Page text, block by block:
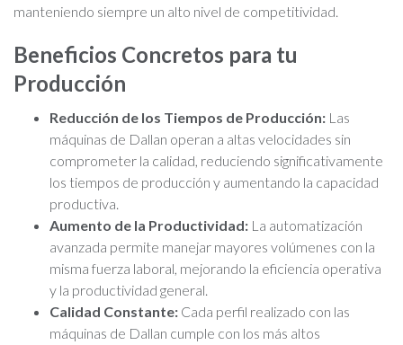
manteniendo siempre un alto nivel de competitividad.
Beneficios Concretos para tu
Producción
Reducción de los Tiempos de Producción: Las
máquinas de Dallan operan a altas velocidades sin
comprometer la calidad, reduciendo significativamente
los tiempos de producción y aumentando la capacidad
productiva.
Aumento de la Productividad: La automatización
avanzada permite manejar mayores volúmenes con la
misma fuerza laboral, mejorando la eficiencia operativa
y la productividad general.
Calidad Constante: Cada perfil realizado con las
máquinas de Dallan cumple con los más altos